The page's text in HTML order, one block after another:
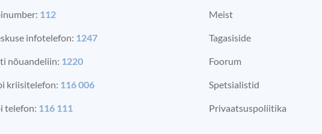
112
infotelefon: 1247
nõuandeliin: 1220
kriisitelefon: 116 006
telefon: 116 111
Meist
Tagasiside
Foorum
Spetsialistid
Privaatsuspoliitika